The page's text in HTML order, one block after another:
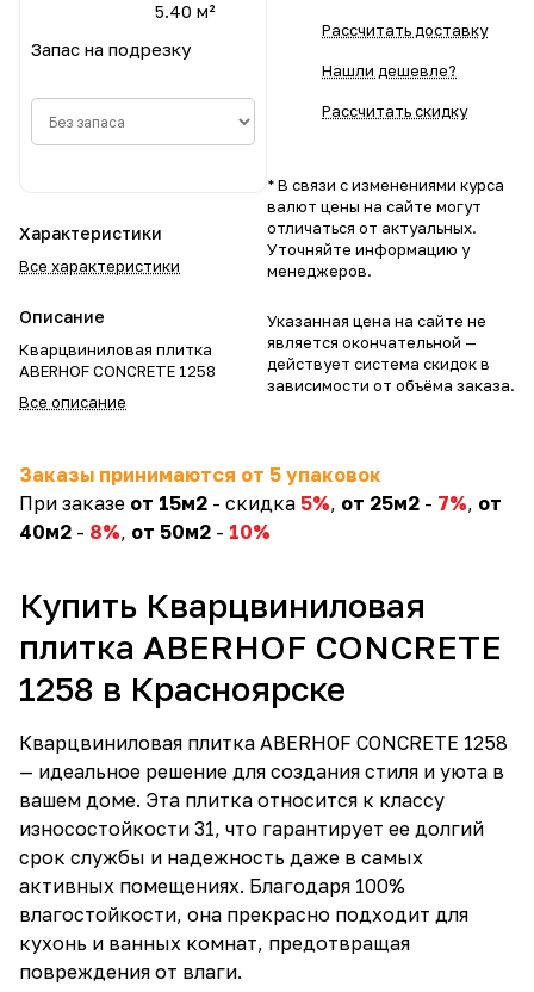
5.40 м²
Запас на подрезку
Характеристики
Все характеристики
Описание
Кварцвиниловая плитка
ABERHOF CONCRETE 1258
Все описание
Рассчитать доставку
Нашли дешевле?
Рассчитать скидку
* В связи с изменениями курса
валют цены на сайте могут
отличаться от актуальных.
Уточняйте информацию у
менеджеров.
Указанная цена на сайте не
является окончательной —
действует система скидок в
зависимости от объёма заказа.
Заказы принимаются от 5 упаковок
При заказе от 15м2 - скидка 5%, от 25м2 - 7%, от
40м2 - 8%, от 50м2 - 10%
Купить Кварцвиниловая
плитка ABERHOF CONCRETE
1258 в Красноярске
Кварцвиниловая плитка ABERHOF CONCRETE 1258
— идеальное решение для создания стиля и уюта в
вашем доме. Эта плитка относится к классу
износостойкости 31, что гарантирует ее долгий
срок службы и надежность даже в самых
активных помещениях. Благодаря 100%
влагостойкости, она прекрасно подходит для
кухонь и ванных комнат, предотвращая
повреждения от влаги.